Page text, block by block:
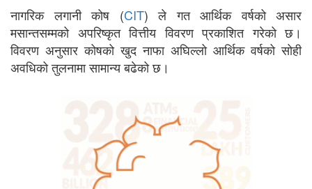
नागरिक लगानी कोष (CIT) ले गत आर्थिक वर्षको असार
मसान्तसम्मको अपरिष्कृत वित्तीय विवरण प्रकाशित गरेको छ।
विवरण अनुसार कोषको खुद नाफा अघिल्लो आर्थिक वर्षको सोही
अवधिको तुलनामा सामान्य बढेको छ।